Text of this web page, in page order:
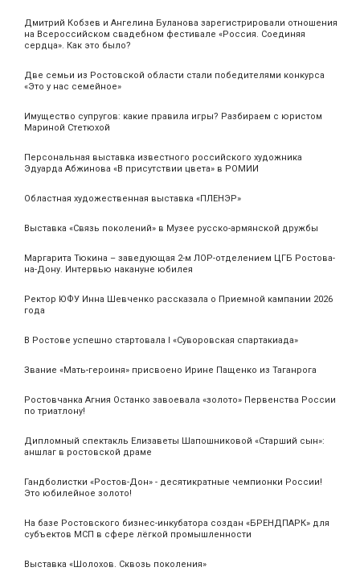
Дмитрий Кобзев и Ангелина Буланова зарегистрировали отношения
на Всероссийском свадебном фестивале «Россия. Соединяя
сердца». Как это было?
Две семьи из Ростовской области стали победителями конкурса
«Это у нас семейное»
Имущество супругов: какие правила игры? Разбираем с юристом
Мариной Стетюхой
Персональная выставка известного российского художника
Эдуарда Абжинова «В присутствии цвета» в РОМИИ
Областная художественная выставка «ПЛЕНЭР»
Выставка «Связь поколений» в Музее русско-армянской дружбы
Маргарита Тюкина – заведующая 2-м ЛОР-отделением ЦГБ Ростова-
на-Дону. Интервью накануне юбилея
Ректор ЮФУ Инна Шевченко рассказала о Приемной кампании 2026
года
В Ростове успешно стартовала I «Суворовская спартакиада»
Звание «Мать‑героиня» присвоено Ирине Пащенко из Таганрога
Ростовчанка Агния Останко завоевала «золото» Первенства России
по триатлону!
Дипломный спектакль Елизаветы Шапошниковой «Старший сын»:
аншлаг в ростовской драме
Гандболистки «Ростов-Дон» - десятикратные чемпионки России!
Это юбилейное золото!
На базе Ростовского бизнес-инкубатора создан «БРЕНДПАРК» для
субъектов МСП в сфере лёгкой промышленности
Выставка «Шолохов. Сквозь поколения»